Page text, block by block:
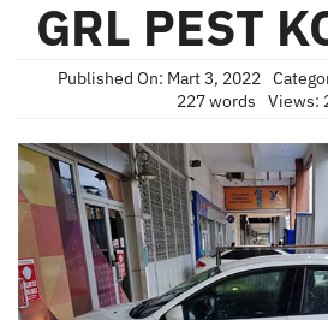
GRL PEST
Published On: Mart 3, 2022
227 words
Views: